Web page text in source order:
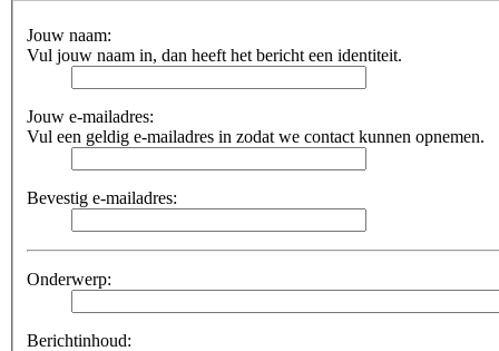
Jouw naam:
Vul jouw naam in, dan heeft het bericht een identiteit.
Jouw e-mailadres:
Vul een geldig e-mailadres in zodat we contact kunnen opnemen.
Bevestig e-mailadres:
Onderwerp:
Berichtinhoud: